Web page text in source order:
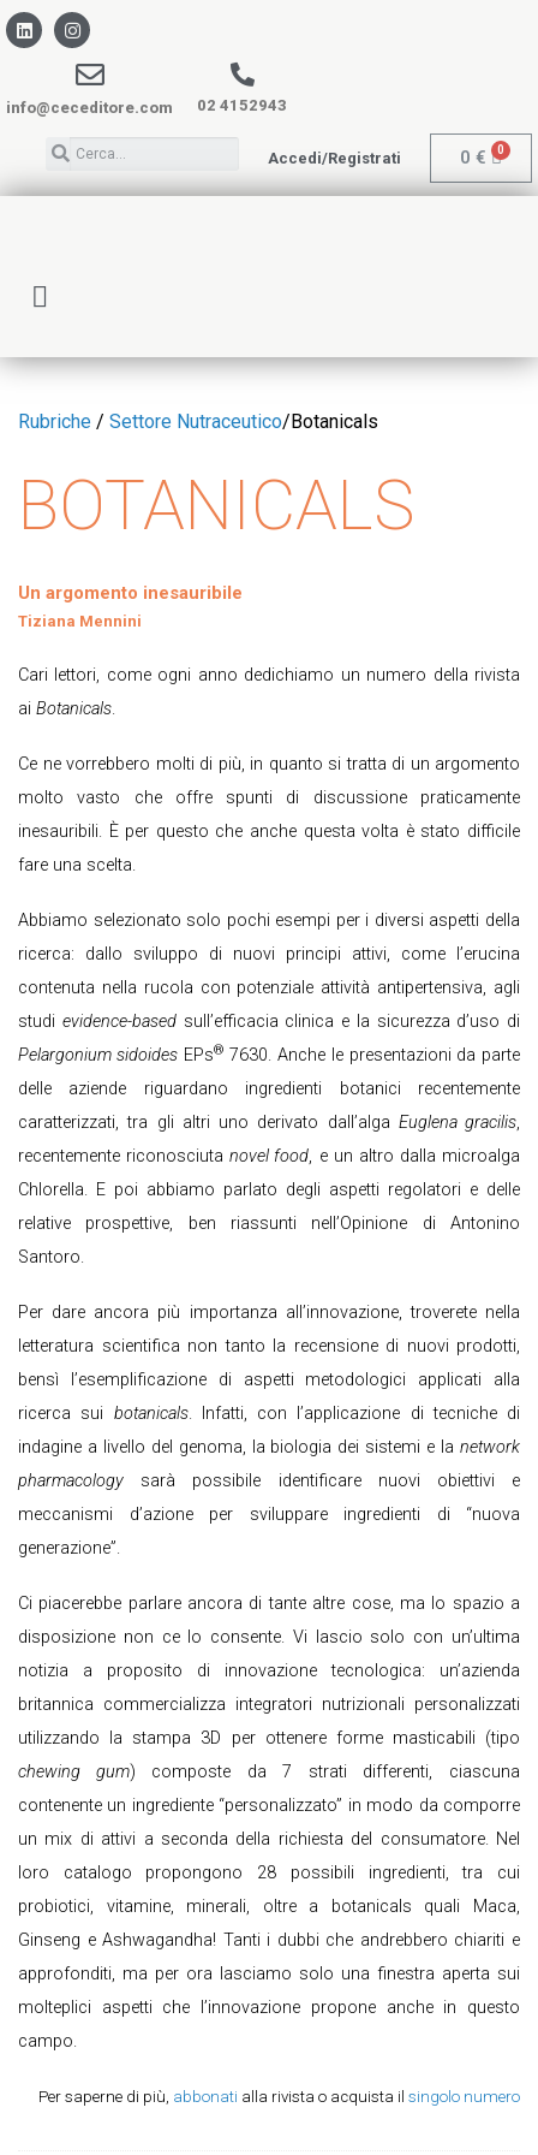
info@ceceditore.com 02 4152943
Accedi/Registrati 0 €
Rubriche / Settore Nutraceutico/Botanicals
BOTANICALS
Un argomento inesauribile
Tiziana Mennini
Cari lettori, come ogni anno dedichiamo un numero della rivista
ai Botanicals.
Ce ne vorrebbero molti di più, in quanto si tratta di un argomento
molto vasto che offre spunti di discussione praticamente
inesauribili. È per questo che anche questa volta è stato difficile
fare una scelta.
Abbiamo selezionato solo pochi esempi per i diversi aspetti della
ricerca: dallo sviluppo di nuovi principi attivi, come l’erucina
contenuta nella rucola con potenziale attività antipertensiva, agli
studi evidence-basedsull’efficacia clinica e la sicurezza d’uso di
Pelargonium sidoidesEPs® 7630. Anche le presentazioni da parte
delle aziende riguardano ingredienti botanici recentemente
caratterizzati, tra gli altri uno derivato dall’alga Euglena gracilis,
recentemente riconosciutanovel food, e un altro dalla microalga
Chlorella. E poi abbiamo parlato degli aspetti regolatori e delle
relative prospettive, ben riassunti nell’Opinione di Antonino
Santoro.
Per dare ancora più importanza all’innovazione, troverete nella
letteratura scientifica non tanto la recensione di nuovi prodotti,
bensì l’esemplificazione di aspetti metodologici applicati alla
ricerca sui botanicals. Infatti, con l’applicazione di tecniche di
indagine a livello del genoma, la biologia dei sistemi e la network
pharmacology sarà possibile identificare nuovi obiettivi e
meccanismi d’azione per sviluppare ingredienti di “nuova
generazione”.
Ci piacerebbe parlare ancora di tante altre cose, ma lo spazio a
disposizione non ce lo consente. Vi lascio solo con un’ultima
notizia a proposito di innovazione tecnologica: un’azienda
britannica commercializza integratori nutrizionali personalizzati
utilizzando la stampa 3D per ottenere forme masticabili (tipo
chewing gum) composte da 7 strati differenti, ciascuna
contenente un ingrediente “personalizzato” in modo da comporre
un mix di attivi a seconda della richiesta del consumatore. Nel
loro catalogo propongono 28 possibili ingredienti, tra cui
probiotici, vitamine, minerali, oltre a botanicals quali Maca,
Ginseng e Ashwagandha! Tanti i dubbi che andrebbero chiariti e
approfonditi, ma per ora lasciamo solo una finestra aperta sui
molteplici aspetti che l’innovazione propone anche in questo
campo.
Per saperne di più, abbonati alla rivista o acquista il singolo numero